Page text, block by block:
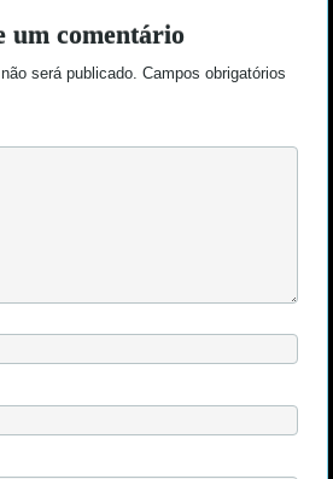
um comentário
será publicado. Campos obrigatórios